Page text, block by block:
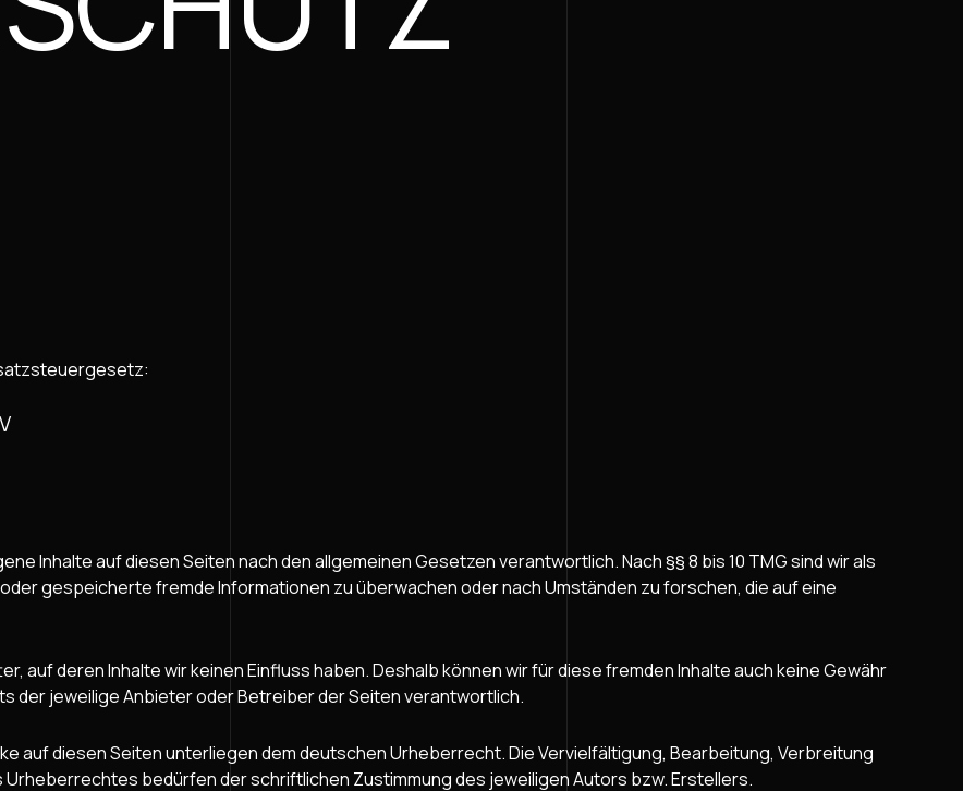
Inhalte auf diesen Seiten nach den allgemeinen Gesetzen verantwortlich. Nach §§ 8 bis 10 TMG sind wir als
gespeicherte fremde Informationen zu überwachen oder nach Umständen zu forschen, die auf eine
auf deren Inhalte wir keinen Einfluss haben. Deshalb können wir für diese fremden Inhalte auch keine Gewähr
der jeweilige Anbieter oder Betreiber der Seiten verantwortlich.
auf diesen Seiten unterliegen dem deutschen Urheberrecht. Die Vervielfältigung, Bearbeitung, Verbreitung
bedürfen der schriftlichen Zustimmung des jeweiligen Autors bzw. Erstellers.